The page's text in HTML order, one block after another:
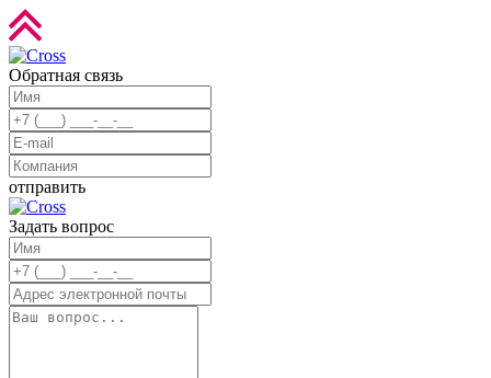
Обратная связь
отправить
Задать вопрос